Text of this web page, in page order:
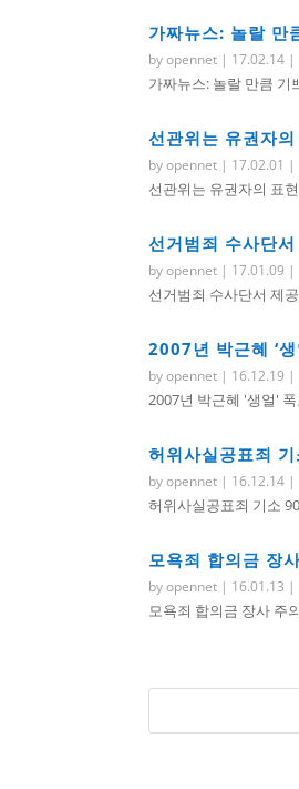
가짜뉴스: 놀랄 만
byopennet | 17.02.14 |
가짜뉴스: 놀랄 만큼
선관위는 유권자
byopennet | 17.02.01 |
선관위는 유권자의 표
선거범죄 수사단
byopennet | 17.01.09 |
선거범죄 수사단서 제
2007년 박근혜 ‘
byopennet | 16.12.19 |
2007년 박근혜 '생얼'
허위사실공표죄
byopennet | 16.12.14 |
허위사실공표죄 기소
모욕죄 합의금 장
byopennet | 16.01.13 |
모욕죄 합의금 장사 주